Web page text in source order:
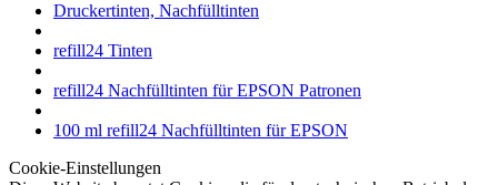
Druckertinten, Nachfülltinten
refill24 Tinten
refill24 Nachfülltinten für EPSON Patronen
100 ml refill24 Nachfülltinten für EPSON
Cookie-Einstellungen